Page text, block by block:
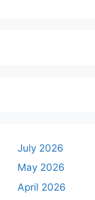
July 2026
May 2026
April 2026